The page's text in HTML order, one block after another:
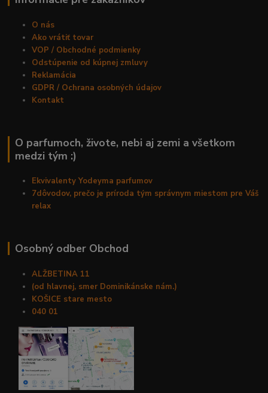
O nás
Ako vrátiť tovar
VOP / Obchodné podmienky
Odstúpenie od kúpnej zmluvy
Reklamácia
GDPR / Ochrana osobných údajov
Kontakt
O parfumoch, živote, nebi aj zemi a všetkom
medzi tým :)
Ekvivalenty Yodeyma parfumov
7dôvodov, prečo je príroda tým správnym miestom pre Váš
relax
Osobný odber Obchod
ALŽBETINA 11
(od hlavnej, smer Dominikánske nám.)
KOŠICE stare mesto
040 01